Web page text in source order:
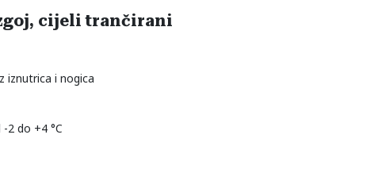
cijeli trančirani
iznutrica i nogica
2 do +4 °C